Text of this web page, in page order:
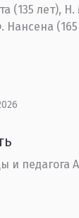
(135 лет),
Нансена
и педагога